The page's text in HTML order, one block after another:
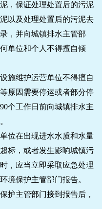
，保证处理处置后的污泥
以及处理处置后的污泥去
，并向城镇排水主管部
单位和个人不得擅自倾
施维护运营单位不得擅自
原因需要停运或者部分停
个工作日前向城镇排水主
在出现进水水质和水量
标，或者发生影响城镇污
，应当立即采取应急处理
境保护主管部门报告。
主管部门接到报告后，